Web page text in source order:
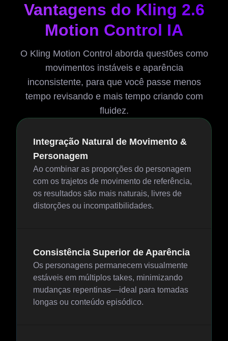
Vantagens do Kling 2.6
Motion Control IA
O Kling Motion Control aborda questões como
movimentos instáveis e aparência
inconsistente, para que você passe menos
tempo revisando e mais tempo criando com
fluidez.
Integração Natural de Movimento &
Personagem
Ao combinar as proporções do personagem
com os trajetos de movimento de referência,
os resultados são mais naturais, livres de
distorções ou incompatibilidades.
Consistência Superior de Aparência
Os personagens permanecem visualmente
estáveis em múltiplos takes, minimizando
mudanças repentinas—ideal para tomadas
longas ou conteúdo episódico.